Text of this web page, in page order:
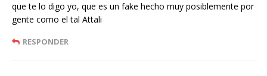
que te lo digo yo, que es un fake hecho muy posiblemente por
gente como el tal Attali
RESPONDER